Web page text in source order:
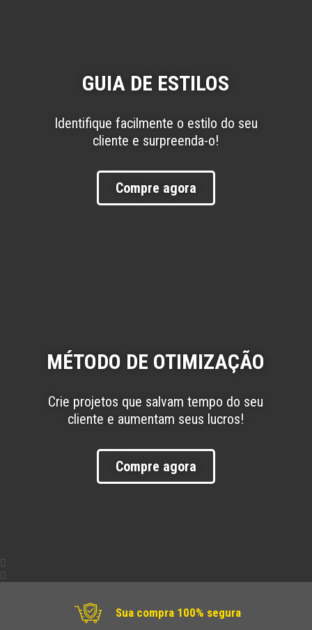
GUIA DE ESTILOS
Identifique facilmente o estilo do seu
cliente e surpreenda-o!
Compre agora
MÉTODO DE OTIMIZAÇÃO
Crie projetos que salvam tempo do seu
cliente e aumentam seus lucros!
Compre agora
Sua compra 100% segura